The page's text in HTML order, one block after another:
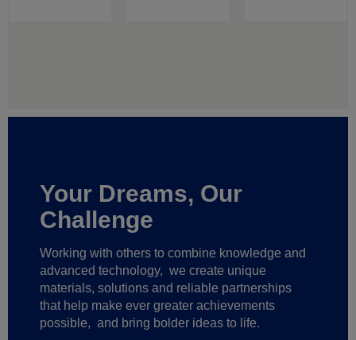
Your Dreams, Our
Challenge
Working with others to combine knowledge and
advanced technology, we create unique
materials, solutions and reliable partnerships
that help make ever greater achievements
possible, and bring bolder ideas to life.